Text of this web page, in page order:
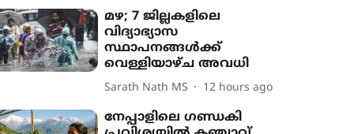
മഴ; 7 ജില്ലകളിലെ
വിദ്യാഭ്യാസ
സ്ഥാപനങ്ങൾക്ക്
വെള്ളിയാഴ്ച അവധി
Sarath Nath MS 12 hours ago
നേപ്പാളിലെ ഗണ്ഡകി